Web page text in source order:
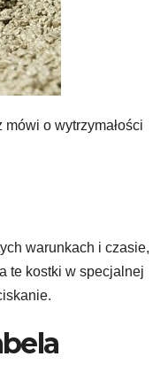
o wytrzymałości
warunkach i czasie,
te kostki w specjalnej